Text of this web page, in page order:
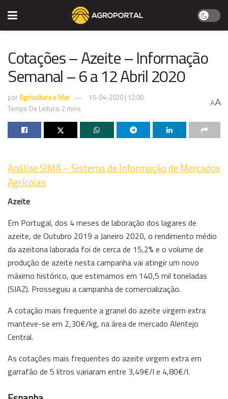
Cotações – Azeite – Informação
Semanal – 6 a 12 Abril 2020
porAgricultura e Mar
15-04-2020 | 12:00
Tempo De Leitura: 2 mins
AA
Análise SIMA – Sistema de Informação de Mercados
Agrícolas
Azeite
Em Portugal, dos 4 meses de laboração dos lagares de
azeite, de Outubro 2019 a Janeiro 2020, o rendimento médio
da azeitona laborada foi de cerca de 15,2% e o volume de
produção de azeite nesta campanha vai atingir um novo
máximo histórico, que estimamos em 140,5 mil toneladas
(SIAZ). Prosseguiu a campanha de comercialização.
A cotação mais frequente a granel do azeite virgem extra
manteve-se em 2,30€/kg, na área de mercado Alentejo
Central.
As cotações mais frequentes do azeite virgem extra em
garrafão de 5 litros variaram entre 3,49€/l e 4,80€/l.